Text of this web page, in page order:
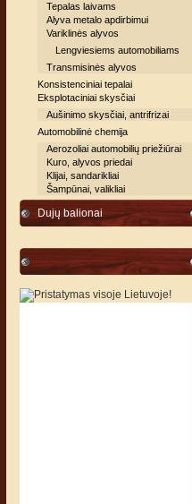
Tepalas laivams
Alyva metalo apdirbimui
Variklinės alyvos
Lengviesiems automobiliams
Transmisinės alyvos
Konsistenciniai tepalai
Eksplotaciniai skysčiai
Aušinimo skysčiai, antrifrizai
Automobilinė chemija
Aerozoliai automobilių priežiūrai
Kuro, alyvos priedai
Klijai, sandarikliai
Šampūnai, valikliai
Dujų balionai